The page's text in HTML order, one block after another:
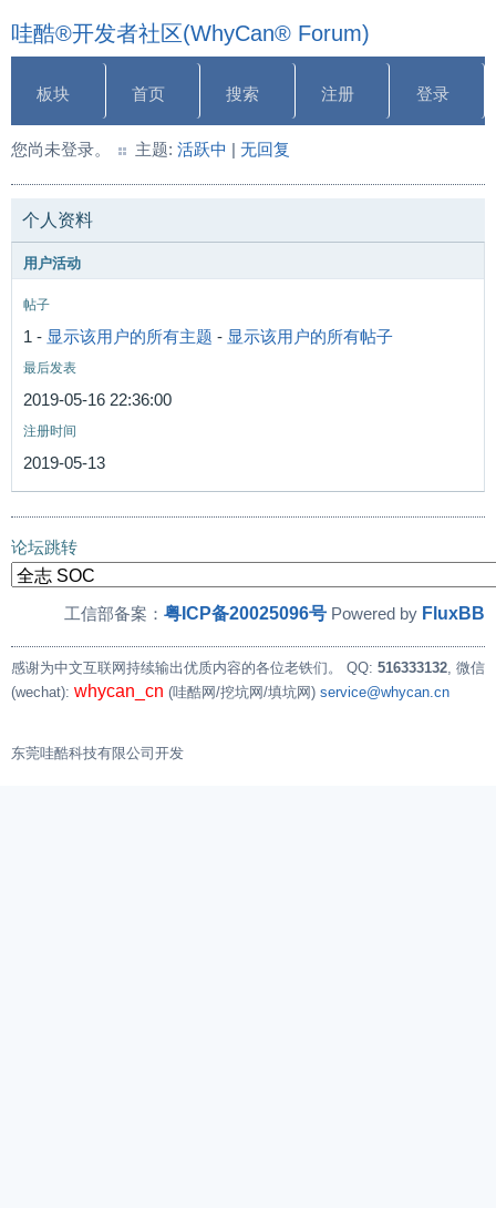
哇酷®开发者社区(WhyCan® Forum)
板块 首页 搜索 注册 登录
您尚未登录。 主题: 活跃中 | 无回复
个人资料
用户活动
帖子
1 - 显示该用户的所有主题 - 显示该用户的所有帖子
最后发表
2019-05-16 22:36:00
注册时间
2019-05-13
论坛跳转
工信部备案： 粤ICP备20025096号 Powered by FluxBB
感谢为中文互联网持续输出优质内容的各位老铁们。 QQ: 516333132, 微信
(wechat): whycan_cn (哇酷网/挖坑网/填坑网) service@whycan.cn
东莞哇酷科技有限公司开发